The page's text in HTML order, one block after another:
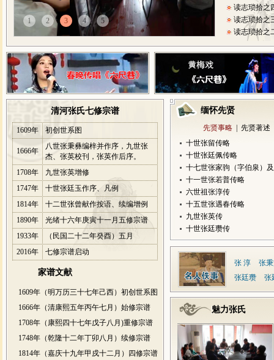
1 2 3 4 5
读志琐拾之
读志琐拾之
读志琐拾之
桐城清河张
桐城清河
桐城清河
桐城清河
编委会赴文
张氏十男
乱世之中
张家晔先
读志琐拾之
读志琐拾之
读志琐拾之
清河张氏七修宗谱
1609年 初创世系图
1666年
八世张秉彝编梓并作序，九世张
杰、张英校刊，张英作后序。
1708年
九世张英增修
1747年
十世张廷玉作序、凡例
1814年
十二世张曾献作按语、续编增例
1890年
光绪十六年庚寅十一月五修宗谱
1933年
（民国二十二年癸酉）五月
2016年
七修宗谱启动
家谱文献
1609年（明万历三十七年己西）初创世系图
1666年（清康熙五年丙午七月）始修宗谱
1708年（康熙四十七年戊子八月)重修宗谱
1748年（乾隆十二年丁卯八月）续修宗谱
1814年（嘉庆十九年甲戍十二月）四修宗谱
缅怀先贤
先贤事略
先贤著述
十世张留传略
十世张廷佩传略
十七世张家驹（字伯泉）
十一世张若普传略
六世祖张淳传
十五世张遇春传略
九世张英传
十世张廷瓒传
张 淳
张
张廷瓒
张
魅力张氏